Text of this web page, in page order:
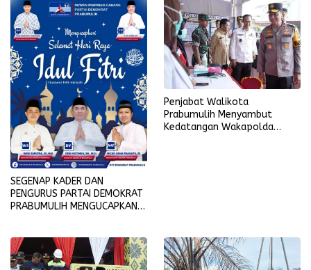
SEGENAP KADER DAN
PENGURUS PARTAI DEMOKRAT
PRABUMULIH MENGUCAPKAN
Penjabat Walikota
Prabumulih Menyambut
Kedatangan Wakapolda